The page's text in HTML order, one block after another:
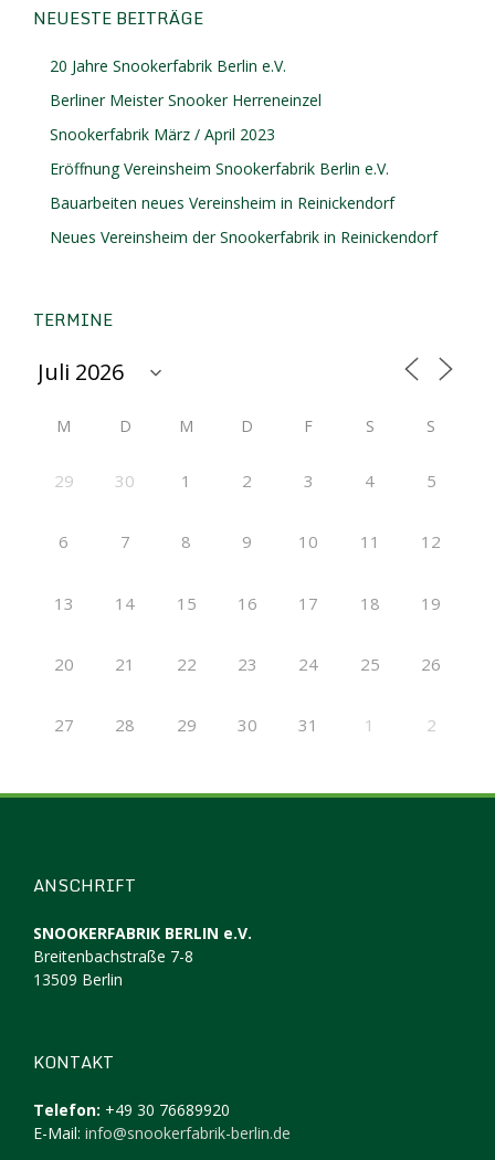
NEUESTE BEITRÄGE
20 Jahre Snookerfabrik Berlin e.V.
Berliner Meister Snooker Herreneinzel
Snookerfabrik März / April 2023
Eröffnung Vereinsheim Snookerfabrik Berlin e.V.
Bauarbeiten neues Vereinsheim in Reinickendorf
Neues Vereinsheim der Snookerfabrik in Reinickendorf
TERMINE
M D M D F S S
29 30 1 2 3 4 5
6 7 8 9 10 11 12
13 14 15 16 17 18 19
20 21 22 23 24 25 26
27 28 29 30 31 1 2
ANSCHRIFT
SNOOKERFABRIK BERLIN e.V.
Breitenbachstraße 7-8
13509 Berlin
KONTAKT
Telefon: +49 30 76689920
E-Mail: info@snookerfabrik-berlin.de